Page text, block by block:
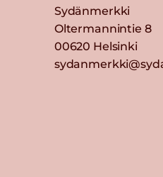
Sydänmerkki
Oltermannintie 8
00620 Helsinki